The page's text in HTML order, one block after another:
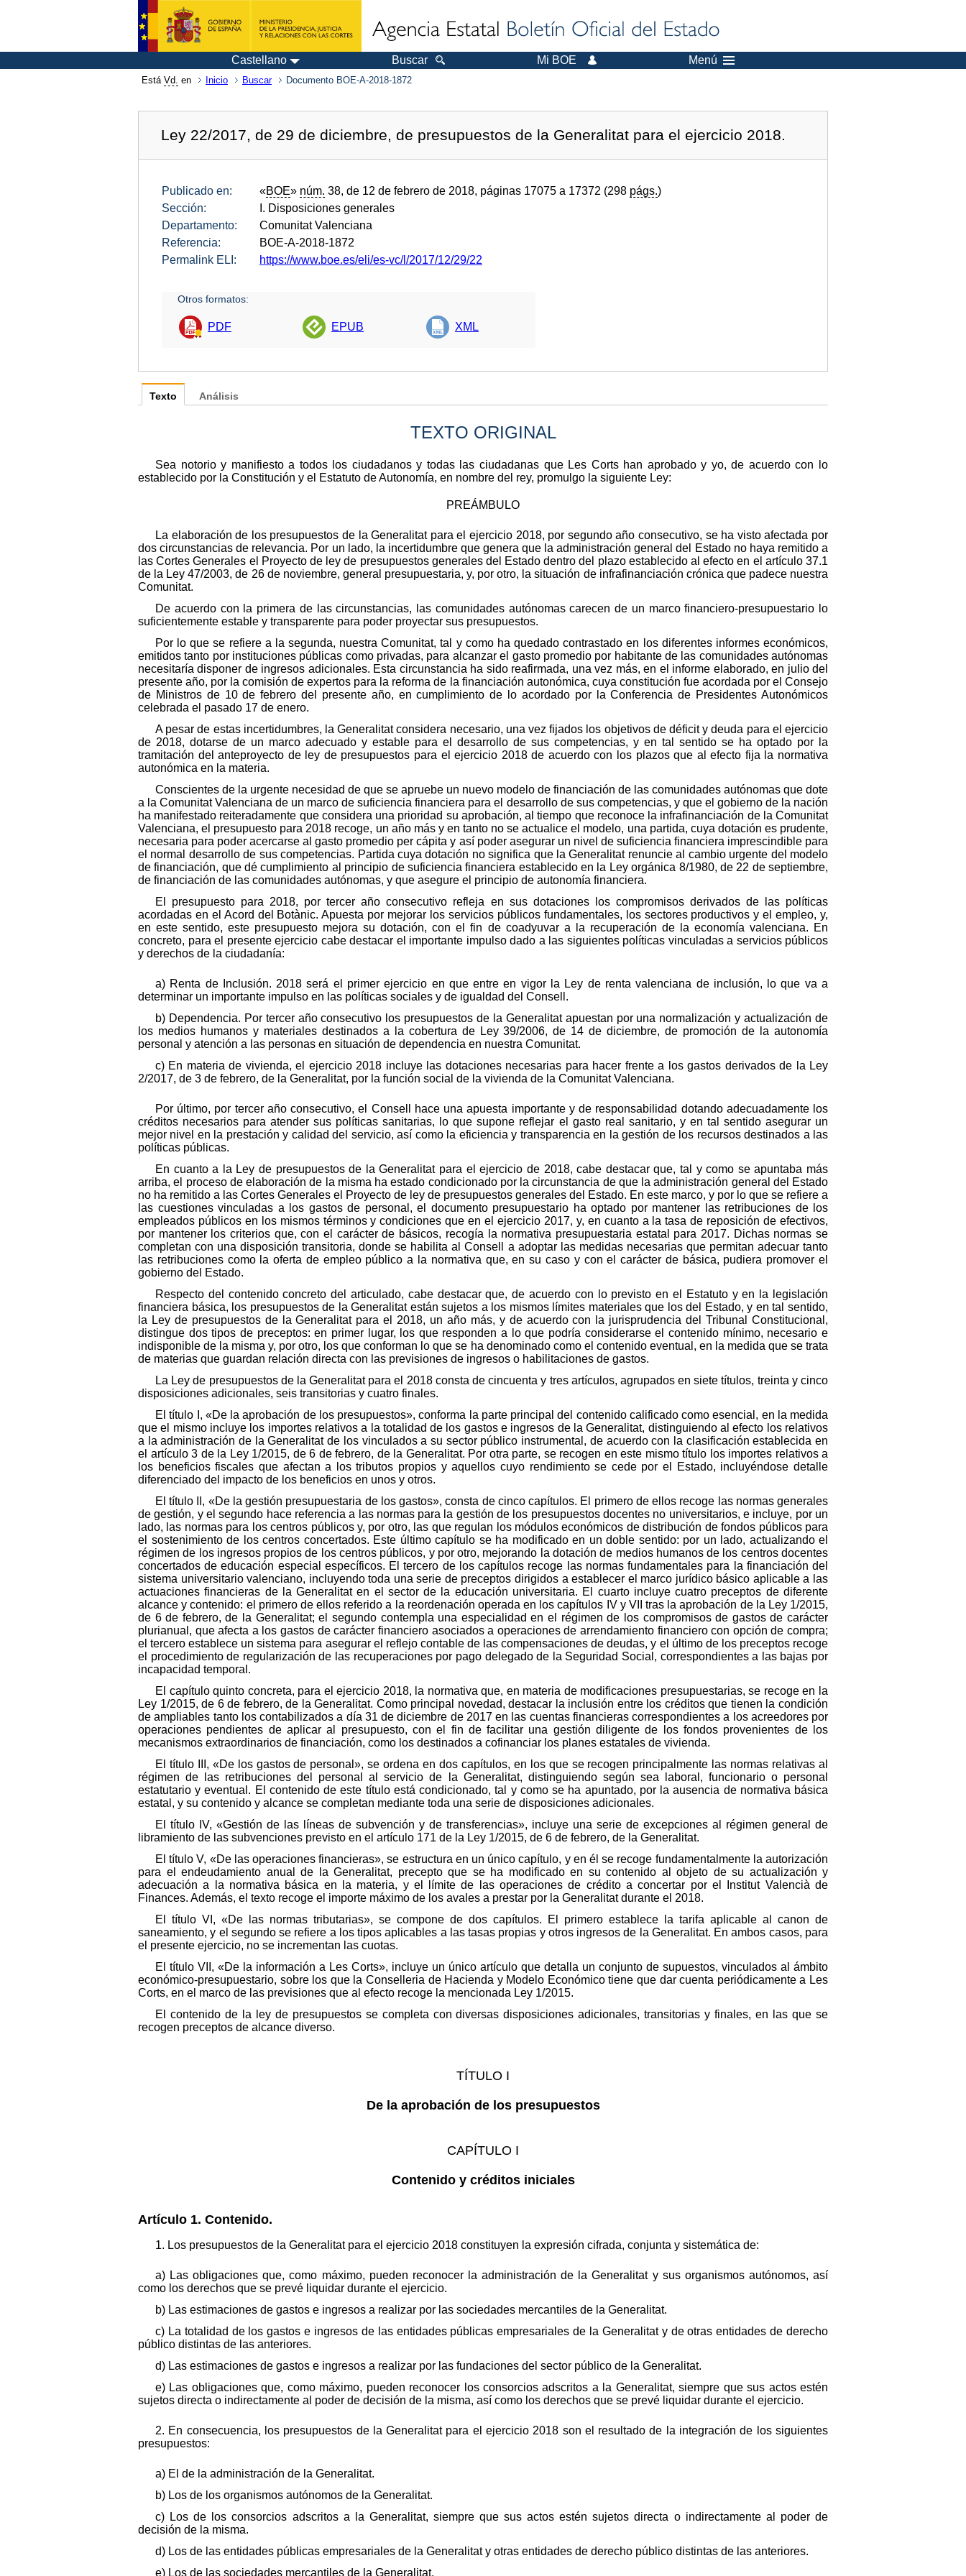
Castellano Buscar Mi BOE Menú
Está Vd. en Inicio Buscar Documento BOE-A-2018-1872
Ley 22/2017, de 29 de diciembre, de presupuestos de la Generalitat para el ejercicio 2018.
Publicado en: «BOE» núm. 38, de 12 de febrero de 2018, páginas 17075 a 17372 (298 págs.)
Sección:
I. Disposiciones generales
Departamento:
Comunitat Valenciana
Referencia:
BOE-A-2018-1872
Permalink ELI:
https://www.boe.es/eli/es-vc/l/2017/12/29/22
Otros formatos:
PDF EPUB XML
Texto
TEXTO ORIGINAL
Sea notorio y manifiesto a todos los ciudadanos y todas las ciudadanas que Les Corts han aprobado y yo, de acuerdo con lo
establecido por la Constitución y el Estatuto de Autonomía, en nombre del rey, promulgo la siguiente Ley:
PREÁMBULO
La elaboración de los presupuestos de la Generalitat para el ejercicio 2018, por segundo año consecutivo, se ha visto afectada por
dos circunstancias de relevancia. Por un lado, la incertidumbre que genera que la administración general del Estado no haya remitido a
las Cortes Generales el Proyecto de ley de presupuestos generales del Estado dentro del plazo establecido al efecto en el artículo 37.1
de la Ley 47/2003, de 26 de noviembre, general presupuestaria, y, por otro, la situación de infrafinanciación crónica que padece nuestra
Comunitat.
De acuerdo con la primera de las circunstancias, las comunidades autónomas carecen de un marco financiero-presupuestario lo
suficientemente estable y transparente para poder proyectar sus presupuestos.
Por lo que se refiere a la segunda, nuestra Comunitat, tal y como ha quedado contrastado en los diferentes informes económicos,
emitidos tanto por instituciones públicas como privadas, para alcanzar el gasto promedio por habitante de las comunidades autónomas
necesitaría disponer de ingresos adicionales. Esta circunstancia ha sido reafirmada, una vez más, en el informe elaborado, en julio del
presente año, por la comisión de expertos para la reforma de la financiación autonómica, cuya constitución fue acordada por el Consejo
de Ministros de 10 de febrero del presente año, en cumplimiento de lo acordado por la Conferencia de Presidentes Autonómicos
celebrada el pasado 17 de enero.
A pesar de estas incertidumbres, la Generalitat considera necesario, una vez fijados los objetivos de déficit y deuda para el ejercicio
de 2018, dotarse de un marco adecuado y estable para el desarrollo de sus competencias, y en tal sentido se ha optado por la
tramitación del anteproyecto de ley de presupuestos para el ejercicio 2018 de acuerdo con los plazos que al efecto fija la normativa
autonómica en la materia.
Conscientes de la urgente necesidad de que se apruebe un nuevo modelo de financiación de las comunidades autónomas que dote
a la Comunitat Valenciana de un marco de suficiencia financiera para el desarrollo de sus competencias, y que el gobierno de la nación
ha manifestado reiteradamente que considera una prioridad su aprobación, al tiempo que reconoce la infrafinanciación de la Comunitat
Valenciana, el presupuesto para 2018 recoge, un año más y en tanto no se actualice el modelo, una partida, cuya dotación es prudente,
necesaria para poder acercarse al gasto promedio per cápita y así poder asegurar un nivel de suficiencia financiera imprescindible para
el normal desarrollo de sus competencias. Partida cuya dotación no significa que la Generalitat renuncie al cambio urgente del modelo
de financiación, que dé cumplimiento al principio de suficiencia financiera establecido en la Ley orgánica 8/1980, de 22 de septiembre,
de financiación de las comunidades autónomas, y que asegure el principio de autonomía financiera.
El presupuesto para 2018, por tercer año consecutivo refleja en sus dotaciones los compromisos derivados de las políticas
acordadas en el Acord del Botànic. Apuesta por mejorar los servicios públicos fundamentales, los sectores productivos y el empleo, y,
en este sentido, este presupuesto mejora su dotación, con el fin de coadyuvar a la recuperación de la economía valenciana. En
concreto, para el presente ejercicio cabe destacar el importante impulso dado a las siguientes políticas vinculadas a servicios públicos
y derechos de la ciudadanía:
a) Renta de Inclusión. 2018 será el primer ejercicio en que entre en vigor la Ley de renta valenciana de inclusión, lo que va a
determinar un importante impulso en las políticas sociales y de igualdad del Consell.
b) Dependencia. Por tercer año consecutivo los presupuestos de la Generalitat apuestan por una normalización y actualización de
los medios humanos y materiales destinados a la cobertura de Ley 39/2006, de 14 de diciembre, de promoción de la autonomía
personal y atención a las personas en situación de dependencia en nuestra Comunitat.
c) En materia de vivienda, el ejercicio 2018 incluye las dotaciones necesarias para hacer frente a los gastos derivados de la Ley
2/2017, de 3 de febrero, de la Generalitat, por la función social de la vivienda de la Comunitat Valenciana.
Por último, por tercer año consecutivo, el Consell hace una apuesta importante y de responsabilidad dotando adecuadamente los
créditos necesarios para atender sus políticas sanitarias, lo que supone reflejar el gasto real sanitario, y en tal sentido asegurar un
mejor nivel en la prestación y calidad del servicio, así como la eficiencia y transparencia en la gestión de los recursos destinados a las
políticas públicas.
En cuanto a la Ley de presupuestos de la Generalitat para el ejercicio de 2018, cabe destacar que, tal y como se apuntaba más
arriba, el proceso de elaboración de la misma ha estado condicionado por la circunstancia de que la administración general del Estado
no ha remitido a las Cortes Generales el Proyecto de ley de presupuestos generales del Estado. En este marco, y por lo que se refiere a
las cuestiones vinculadas a los gastos de personal, el documento presupuestario ha optado por mantener las retribuciones de los
empleados públicos en los mismos términos y condiciones que en el ejercicio 2017, y, en cuanto a la tasa de reposición de efectivos,
por mantener los criterios que, con el carácter de básicos, recogía la normativa presupuestaria estatal para 2017. Dichas normas se
completan con una disposición transitoria, donde se habilita al Consell a adoptar las medidas necesarias que permitan adecuar tanto
las retribuciones como la oferta de empleo público a la normativa que, en su caso y con el carácter de básica, pudiera promover el
gobierno del Estado.
Respecto del contenido concreto del articulado, cabe destacar que, de acuerdo con lo previsto en el Estatuto y en la legislación
financiera básica, los presupuestos de la Generalitat están sujetos a los mismos límites materiales que los del Estado, y en tal sentido,
la Ley de presupuestos de la Generalitat para el 2018, un año más, y de acuerdo con la jurisprudencia del Tribunal Constitucional,
distingue dos tipos de preceptos: en primer lugar, los que responden a lo que podría considerarse el contenido mínimo, necesario e
indisponible de la misma y, por otro, los que conforman lo que se ha denominado como el contenido eventual, en la medida que se trata
de materias que guardan relación directa con las previsiones de ingresos o habilitaciones de gastos.
La Ley de presupuestos de la Generalitat para el 2018 consta de cincuenta y tres artículos, agrupados en siete títulos, treinta y cinco
disposiciones adicionales, seis transitorias y cuatro finales.
El título I, «De la aprobación de los presupuestos», conforma la parte principal del contenido calificado como esencial, en la medida
que el mismo incluye los importes relativos a la totalidad de los gastos e ingresos de la Generalitat, distinguiendo al efecto los relativos
a la administración de la Generalitat de los vinculados a su sector público instrumental, de acuerdo con la clasificación establecida en
el artículo 3 de la Ley 1/2015, de 6 de febrero, de la Generalitat. Por otra parte, se recogen en este mismo título los importes relativos a
los beneficios fiscales que afectan a los tributos propios y aquellos cuyo rendimiento se cede por el Estado, incluyéndose detalle
diferenciado del impacto de los beneficios en unos y otros.
El título II, «De la gestión presupuestaria de los gastos», consta de cinco capítulos. El primero de ellos recoge las normas generales
de gestión, y el segundo hace referencia a las normas para la gestión de los presupuestos docentes no universitarios, e incluye, por un
lado, las normas para los centros públicos y, por otro, las que regulan los módulos económicos de distribución de fondos públicos para
el sostenimiento de los centros concertados. Este último capítulo se ha modificado en un doble sentido: por un lado, actualizando el
régimen de los ingresos propios de los centros públicos, y por otro, mejorando la dotación de medios humanos de los centros docentes
concertados de educación especial específicos. El tercero de los capítulos recoge las normas fundamentales para la financiación del
sistema universitario valenciano, incluyendo toda una serie de preceptos dirigidos a establecer el marco jurídico básico aplicable a las
actuaciones financieras de la Generalitat en el sector de la educación universitaria. El cuarto incluye cuatro preceptos de diferente
alcance y contenido: el primero de ellos referido a la reordenación operada en los capítulos IV y VII tras la aprobación de la Ley 1/2015,
de 6 de febrero, de la Generalitat; el segundo contempla una especialidad en el régimen de los compromisos de gastos de carácter
plurianual, que afecta a los gastos de carácter financiero asociados a operaciones de arrendamiento financiero con opción de compra;
el tercero establece un sistema para asegurar el reflejo contable de las compensaciones de deudas, y el último de los preceptos recoge
el procedimiento de regularización de las recuperaciones por pago delegado de la Seguridad Social, correspondientes a las bajas por
incapacidad temporal.
El capítulo quinto concreta, para el ejercicio 2018, la normativa que, en materia de modificaciones presupuestarias, se recoge en la
Ley 1/2015, de 6 de febrero, de la Generalitat. Como principal novedad, destacar la inclusión entre los créditos que tienen la condición
de ampliables tanto los contabilizados a día 31 de diciembre de 2017 en las cuentas financieras correspondientes a los acreedores por
operaciones pendientes de aplicar al presupuesto, con el fin de facilitar una gestión diligente de los fondos provenientes de los
mecanismos extraordinarios de financiación, como los destinados a cofinanciar los planes estatales de vivienda.
El título III, «De los gastos de personal», se ordena en dos capítulos, en los que se recogen principalmente las normas relativas al
régimen de las retribuciones del personal al servicio de la Generalitat, distinguiendo según sea laboral, funcionario o personal
estatutario y eventual. El contenido de este título está condicionado, tal y como se ha apuntado, por la ausencia de normativa básica
estatal, y su contenido y alcance se completan mediante toda una serie de disposiciones adicionales.
El título IV, «Gestión de las líneas de subvención y de transferencias», incluye una serie de excepciones al régimen general de
libramiento de las subvenciones previsto en el artículo 171 de la Ley 1/2015, de 6 de febrero, de la Generalitat.
El título V, «De las operaciones financieras», se estructura en un único capítulo, y en él se recoge fundamentalmente la autorización
para el endeudamiento anual de la Generalitat, precepto que se ha modificado en su contenido al objeto de su actualización y
adecuación a la normativa básica en la materia, y el límite de las operaciones de crédito a concertar por el Institut Valencià de
Finances. Además, el texto recoge el importe máximo de los avales a prestar por la Generalitat durante el 2018.
El título VI, «De las normas tributarias», se compone de dos capítulos. El primero establece la tarifa aplicable al canon de
saneamiento, y el segundo se refiere a los tipos aplicables a las tasas propias y otros ingresos de la Generalitat. En ambos casos, para
el presente ejercicio, no se incrementan las cuotas.
El título VII, «De la información a Les Corts», incluye un único artículo que detalla un conjunto de supuestos, vinculados al ámbito
económico-presupuestario, sobre los que la Conselleria de Hacienda y Modelo Económico tiene que dar cuenta periódicamente a Les
Corts, en el marco de las previsiones que al efecto recoge la mencionada Ley 1/2015.
El contenido de la ley de presupuestos se completa con diversas disposiciones adicionales, transitorias y finales, en las que se
recogen preceptos de alcance diverso.
TÍTULO I
De la aprobación de los presupuestos
CAPÍTULO I
Contenido y créditos iniciales
Artículo 1. Contenido.
1. Los presupuestos de la Generalitat para el ejercicio 2018 constituyen la expresión cifrada, conjunta y sistemática de:
a) Las obligaciones que, como máximo, pueden reconocer la administración de la Generalitat y sus organismos autónomos, así
como los derechos que se prevé liquidar durante el ejercicio.
b) Las estimaciones de gastos e ingresos a realizar por las sociedades mercantiles de la Generalitat.
c) La totalidad de los gastos e ingresos de las entidades públicas empresariales de la Generalitat y de otras entidades de derecho
público distintas de las anteriores.
d) Las estimaciones de gastos e ingresos a realizar por las fundaciones del sector público de la Generalitat.
e) Las obligaciones que, como máximo, pueden reconocer los consorcios adscritos a la Generalitat, siempre que sus actos estén
sujetos directa o indirectamente al poder de decisión de la misma, así como los derechos que se prevé liquidar durante el ejercicio.
2. En consecuencia, los presupuestos de la Generalitat para el ejercicio 2018 son el resultado de la integración de los siguientes
presupuestos:
a) El de la administración de la Generalitat.
b) Los de los organismos autónomos de la Generalitat.
c) Los de los consorcios adscritos a la Generalitat, siempre que sus actos estén sujetos directa o indirectamente al poder de
decisión de la misma.
d) Los de las entidades públicas empresariales de la Generalitat y otras entidades de derecho público distintas de las anteriores.
e) Los de las sociedades mercantiles de la Generalitat.
Análisis